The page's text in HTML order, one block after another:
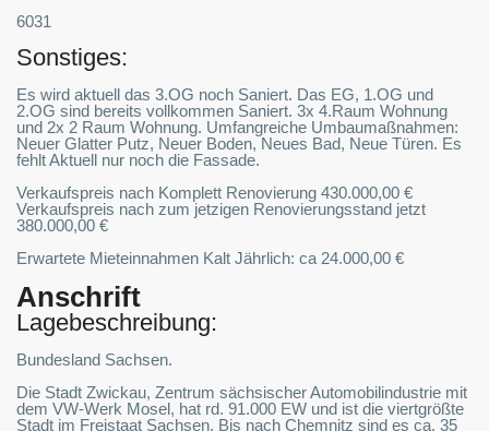
6031
Sonstiges:
Es wird aktuell das 3.OG noch Saniert. Das EG, 1.OG und
2.OG sind bereits vollkommen Saniert. 3x 4.Raum Wohnung
und 2x 2 Raum Wohnung. Umfangreiche Umbaumaßnahmen:
Neuer Glatter Putz, Neuer Boden, Neues Bad, Neue Türen. Es
fehlt Aktuell nur noch die Fassade.
Verkaufspreis nach Komplett Renovierung 430.000,00 €
Verkaufspreis nach zum jetzigen Renovierungsstand jetzt
380.000,00 €
Erwartete Mieteinnahmen Kalt Jährlich: ca 24.000,00 €
Anschrift
Lagebeschreibung:
Bundesland Sachsen.
Die Stadt Zwickau, Zentrum sächsischer Automobilindustrie mit
dem VW-Werk Mosel, hat rd. 91.000 EW und ist die viertgrößte
Stadt im Freistaat Sachsen. Bis nach Chemnitz sind es ca. 35